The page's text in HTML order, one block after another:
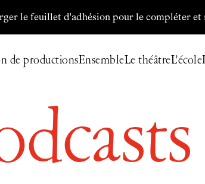
le feuillet d'adhésion pour le compléter et
de productionsEnsembleLe théâtreL'école
Programmation
Archives
Maison de productions
Créations de
Fanny de Chaillé